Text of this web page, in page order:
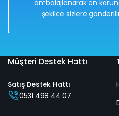
Kargo
3+ Yaş Pro Scooter Sarı Işıklı
ambalajlanarak en
şekilde sizlere
Müşteri Destek Hattı
Satış Destek Hattı
0531 498 44 07